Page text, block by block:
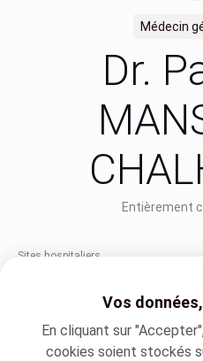
Médecin
Dr.
Entièrement
Sites hospitaliers
+32 2 434 20 00
Vos
En cliquant sur
cookies soient stockés